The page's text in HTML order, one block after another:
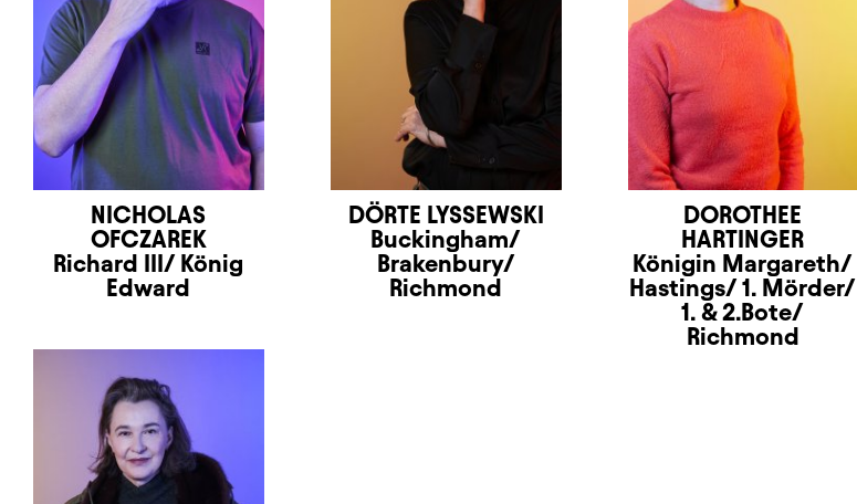
NICHOLAS
OFCZAREK
Richard III/ König
Edward
DÖRTE LYSSEWSKI
Buckingham/
Brakenbury/
Richmond
DOROTHEE
HARTINGER
Königin Margareth/
Hastings/ 1. Mörder/
1. & 2.Bote/
Richmond